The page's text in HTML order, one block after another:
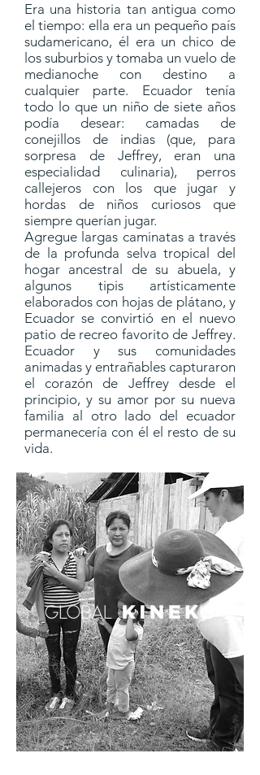
Era una historia tan antigua como
el tiempo: ella era un pequeño país
sudamericano, él era un chico de
los suburbios y tomaba un vuelo de
medianoche con destino a
cualquier parte. Ecuador tenía
todo lo que un niño de siete años
podía desear: camadas de
conejillos de indias (que, para
sorpresa de Jeffrey, eran una
especialidad culinaria), perros
callejeros con los que jugar y
hordas de niños curiosos que
siempre querían jugar.
Agregue largas caminatas a través
de la profunda selva tropical del
hogar ancestral de su abuela, y
algunos tipis artísticamente
elaborados con hojas de plátano, y
Ecuador se convirtió en el nuevo
patio de recreo favorito de Jeffrey.
Ecuador y sus comunidades
animadas y entrañables capturaron
el corazón de Jeffrey desde el
principio, y su amor por su nueva
familia al otro lado del ecuador
permanecería con él el resto de su
vida.